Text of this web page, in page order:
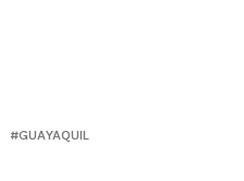
GUAYAQUIL